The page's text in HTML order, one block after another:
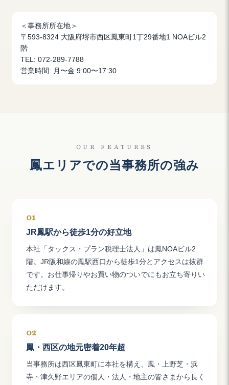
＜事務所所在地＞
〒593-8324 大阪府堺市西区鳳東町1丁29番地1 NOAビル2
階
TEL: 072-289-7788
営業時間: 月〜金 9:00〜17:30
OUR FEATURES
鳳エリアでの当事務所の強み
01
JR鳳駅から徒歩1分の好立地
本社「タックス・プラン税理士法人」は鳳NOAビル2
階。JR阪和線の鳳駅西口から徒歩1分とアクセスは抜群
です。お仕事帰りやお買い物のついでにもお立ち寄りい
ただけます。
02
鳳・西区の地元密着20年超
当事務所は西区鳳東町に本社を構え、鳳・上野芝・浜
寺・津久野エリアの個人・法人・地主の皆さまから長く